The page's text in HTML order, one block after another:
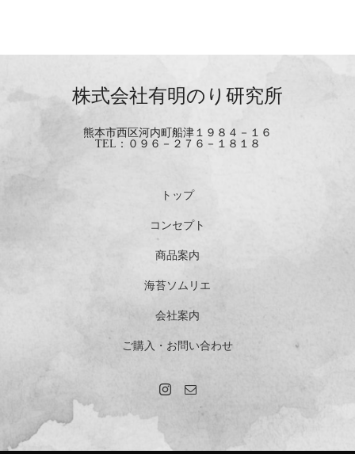
株式会社有明のり研究所
熊本市西区河内町船津１９８４－１６
TEL：０９６－２７６－１８１８
トップ
コンセプト
商品案内
海苔ソムリエ
会社案内
ご購入・お問い合わせ